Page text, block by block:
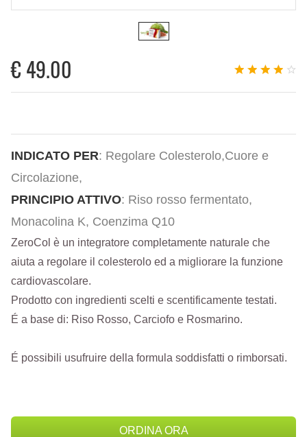
€ 49.00
INDICATO PER: Regolare Colesterolo,Cuore e
Circolazione,
PRINCIPIO ATTIVO: Riso rosso fermentato,
Monacolina K, Coenzima Q10
ZeroCol è un integratore completamente naturale che
aiuta a regolare il colesterolo ed a migliorare la funzione
cardiovascolare.
Prodotto con ingredienti scelti e scentificamente testati.
É a base di: Riso Rosso, Carciofo e Rosmarino.
É possibili usufruire della formula soddisfatti o rimborsati.
ORDINA ORA